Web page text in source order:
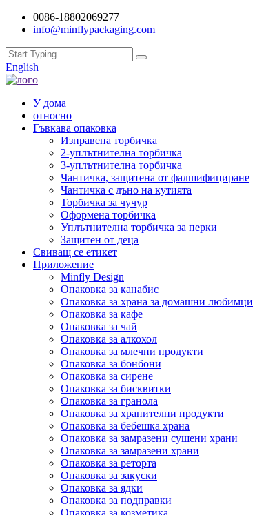
0086-18802069277
info@minflypackaging.com
English
У дома
относно
Гъвкава опаковка
Изправена торбичка
2-уплътнителна торбичка
3-уплътнителна торбичка
Чантичка, защитена от фалшифициране
Чантичка с дъно на кутията
Торбичка за чучур
Оформена торбичка
Уплътнителна торбичка за перки
Защитен от деца
Свиващ се етикет
Приложение
Minfly Design
Опаковка за канабис
Опаковка за храна за домашни любимци
Опаковка за кафе
Опаковка за чай
Опаковка за алкохол
Опаковка за млечни продукти
Опаковка за бонбони
Опаковка за сирене
Опаковка за бисквитки
Опаковка за гранола
Опаковка за хранителни продукти
Опаковка за бебешка храна
Опаковка за замразени сушени храни
Опаковка за замразени храни
Опаковка за реторта
Опаковка за закуски
Опаковка за ядки
Опаковка за подправки
Опаковка за козметика